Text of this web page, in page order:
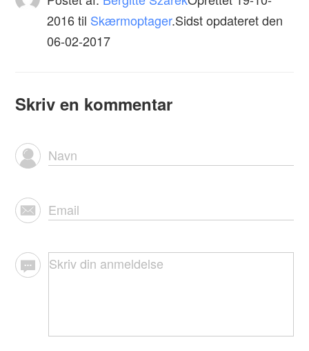
2016 til Skærmoptager.Sidst opdateret den
06-02-2017
Skriv en kommentar